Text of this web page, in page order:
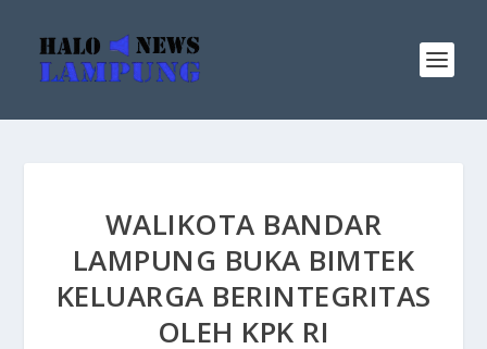
WALIKOTA BANDAR
LAMPUNG BUKA BIMTEK
KELUARGA BERINTEGRITAS
OLEH KPK RI